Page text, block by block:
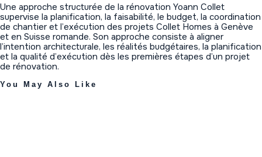
Une approche structurée de la rénovation Yoann Collet
supervise la planification, la faisabilité, le budget, la coordination
de chantier et l’exécution des projets Collet Homes à Genève
et en Suisse romande. Son approche consiste à aligner
l’intention architecturale, les réalités budgétaires, la planification
et la qualité d’exécution dès les premières étapes d’un projet
de rénovation.
You May Also Like